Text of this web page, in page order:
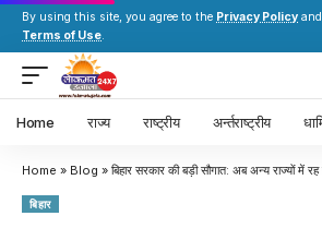
By using this site, you agree to the Privacy Policy and
Terms of Use.
Home राज्य राष्ट्रीय अर्न्तराष्ट्रीय
Home » Blog » बिहार सरकार की बड़ी सौगात: अब अन्य राज्यों में रह
बिहार